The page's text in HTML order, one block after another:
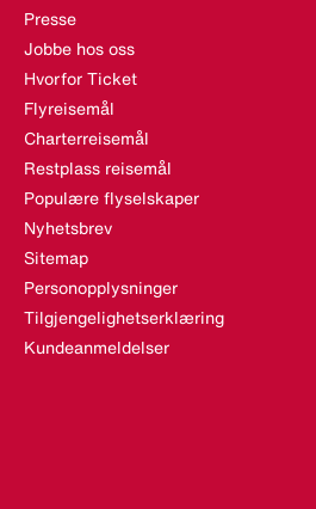
Presse
Jobbe hos oss
Hvorfor Ticket
Flyreisemål
Charterreisemål
Restplass reisemål
Populære flyselskaper
Nyhetsbrev
Sitemap
Personopplysninger
Tilgjengelighetserklæring
Kundeanmeldelser